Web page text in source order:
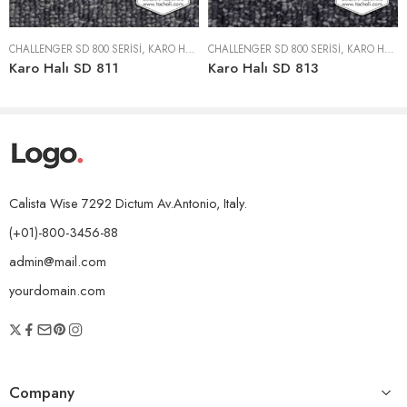
CHALLENGER SD 800 SERISI, KARO HALILAR
Karo Halı SD 811
CHALLENGER SD 800 SERISI, KARO HALILAR
Karo Halı SD 813
Calista Wise 7292 Dictum Av.Antonio, Italy.
(+01)-800-3456-88
admin@mail.com
yourdomain.com
Company